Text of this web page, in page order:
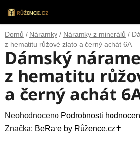
na
obsah
Domů / Náramky / Náramky z minerálů /
z hematitu růžové zlato a černý achát 6A
Dámský
z hematitu
a černý achát
Průměrné
hodnocení
Neohodnoceno Podrobnosti
Značka: BeRare by Růžence.cz✝️